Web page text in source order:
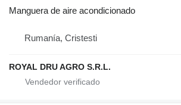
Manguera de aire acondicionado
Rumanía, Cristesti
ROYAL DRU AGRO S.R.L.